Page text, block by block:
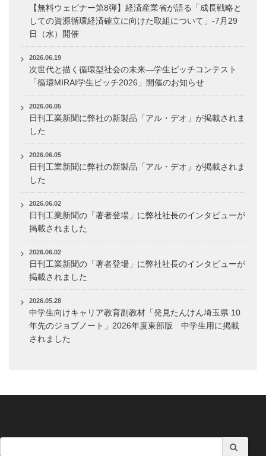
【無料ウェビナー第8弾】経済産業省が語る「成長戦略と
しての資源循環経済確立に向けた取組について」-7月29
日（水）開催
2026.06.19
次世代と描く循環型社会の未来―学生ピッチコンテスト
「循環MIRAI学生ピッチ2026」開催のお知らせ
2026.06.05
日刊工業新聞に弊社の新製品「アル・デオ」が掲載されま
した
2026.06.05
日刊工業新聞に弊社の新製品「アル・デオ」が掲載されま
した
2026.06.02
日刊工業新聞の「著者登場」に弊社社長のインタビューが
掲載されました
2026.06.02
日刊工業新聞の「著者登場」に弊社社長のインタビューが
掲載されました
2026.05.28
中学生向けキャリア教育副教材「発見たんけん埼玉県 10
年先のジョブノート」2026年度東部版 中学生用に掲載
されました